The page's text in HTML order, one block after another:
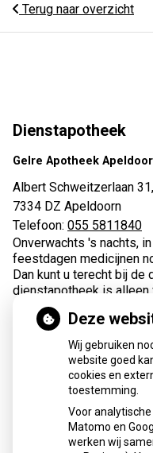
Terug naar overzicht
Dienstapotheek
Gelre Apotheek
Albert Schweitzerlaan 31,
7334 DZ Apeldoorn
Telefoon: 055 5811840
Onverwachts 's nachts,
feestdagen medicijnen
Dan kunt u terecht bij de
dienstapotheek is alleen
Apotheek de Maten
E-mail adres:
Deze
Wij gebruiken
website goed
cookies en
toestemming.
Voor
Matomo en
werken wij